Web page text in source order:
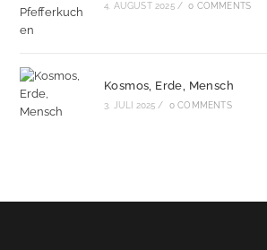
4. AUGUST 2025 / 0 COMMENTS
Kosmos, Erde, Mensch
3. JULI 2025 / 0 COMMENTS